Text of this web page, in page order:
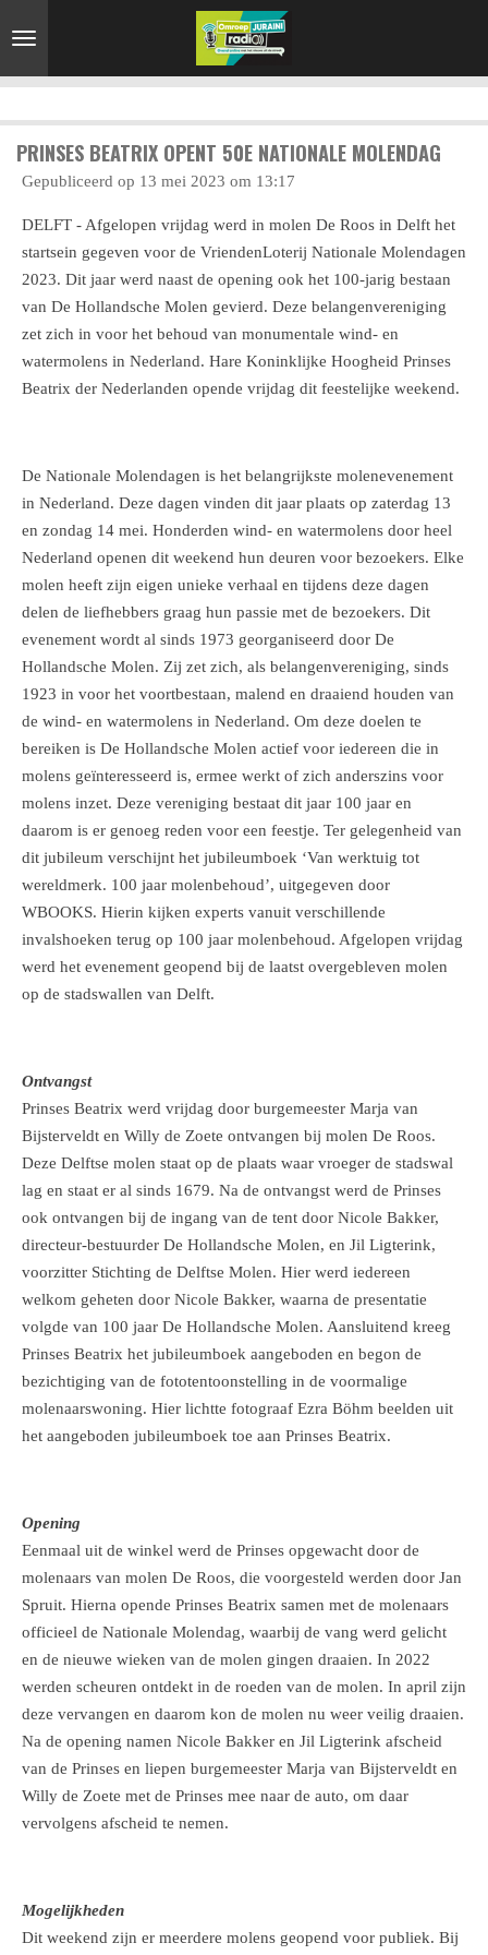
direct
naar
PRINSES BEATRIX OPENT 50E NATIONALE MOLENDAG
Gepubliceerd op 13 mei 2023 om 13:17
DELFT - Afgelopen vrijdag werd in molen De Roos in Delft het
startsein gegeven voor de VriendenLoterij Nationale Molendagen
2023. Dit jaar werd naast de opening ook het 100-jarig bestaan
van De Hollandsche Molen gevierd. Deze belangenvereniging
zet zich in voor het behoud van monumentale wind- en
watermolens in Nederland. Hare Koninklijke Hoogheid Prinses
Beatrix der Nederlanden opende vrijdag dit feestelijke weekend.
De Nationale Molendagen is het belangrijkste molenevenement
in Nederland. Deze dagen vinden dit jaar plaats op zaterdag 13
en zondag 14 mei. Honderden wind- en watermolens door heel
Nederland openen dit weekend hun deuren voor bezoekers. Elke
molen heeft zijn eigen unieke verhaal en tijdens deze dagen
delen de liefhebbers graag hun passie met de bezoekers. Dit
evenement wordt al sinds 1973 georganiseerd door De
Hollandsche Molen. Zij zet zich, als belangenvereniging, sinds
1923 in voor het voortbestaan, malend en draaiend houden van
de wind- en watermolens in Nederland. Om deze doelen te
bereiken is De Hollandsche Molen actief voor iedereen die in
molens geïnteresseerd is, ermee werkt of zich anderszins voor
molens inzet. Deze vereniging bestaat dit jaar 100 jaar en
daarom is er genoeg reden voor een feestje. Ter gelegenheid van
dit jubileum verschijnt het jubileumboek ‘Van werktuig tot
wereldmerk. 100 jaar molenbehoud’, uitgegeven door
WBOOKS. Hierin kijken experts vanuit verschillende
invalshoeken terug op 100 jaar molenbehoud. Afgelopen vrijdag
werd het evenement geopend bij de laatst overgebleven molen
op de stadswallen van Delft.
Ontvangst
Prinses Beatrix werd vrijdag door burgemeester Marja van
Bijsterveldt en Willy de Zoete ontvangen bij molen De Roos.
Deze Delftse molen staat op de plaats waar vroeger de stadswal
lag en staat er al sinds 1679. Na de ontvangst werd de Prinses
ook ontvangen bij de ingang van de tent door Nicole Bakker,
directeur-bestuurder De Hollandsche Molen, en Jil Ligterink,
voorzitter Stichting de Delftse Molen. Hier werd iedereen
welkom geheten door Nicole Bakker, waarna de presentatie
volgde van 100 jaar De Hollandsche Molen. Aansluitend kreeg
Prinses Beatrix het jubileumboek aangeboden en begon de
bezichtiging van de fototentoonstelling in de voormalige
molenaarswoning. Hier lichtte fotograaf Ezra Böhm beelden uit
het aangeboden jubileumboek toe aan Prinses Beatrix.
Opening
Eenmaal uit de winkel werd de Prinses opgewacht door de
molenaars van molen De Roos, die voorgesteld werden door Jan
Spruit. Hierna opende Prinses Beatrix samen met de molenaars
officieel de Nationale Molendag, waarbij de vang werd gelicht
en de nieuwe wieken van de molen gingen draaien. In 2022
werden scheuren ontdekt in de roeden van de molen. In april zijn
deze vervangen en daarom kon de molen nu weer veilig draaien.
Na de opening namen Nicole Bakker en Jil Ligterink afscheid
van de Prinses en liepen burgemeester Marja van Bijsterveldt en
Willy de Zoete met de Prinses mee naar de auto, om daar
vervolgens afscheid te nemen.
Mogelijkheden
Dit weekend zijn er meerdere molens geopend voor publiek. Bij